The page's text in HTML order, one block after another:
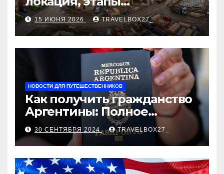
строительства, проверка
застройщика, сценарии
оформления сделки и
рыночные ориентиры
15 ИЮНЯ 2026 TRAVELBOX27_
НОВОСТИ ДЛЯ ПУТЕШЕСТВЕННИКОВ
Как получить гражданство
Аргентины: Полное
руководство
30 СЕНТЯБРЯ 2024 TRAVELBOX27_